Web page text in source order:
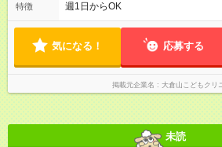
特徴 週1日からOK
気になる！ 応募する
掲載元企業名 大倉山こどもクリ
未読